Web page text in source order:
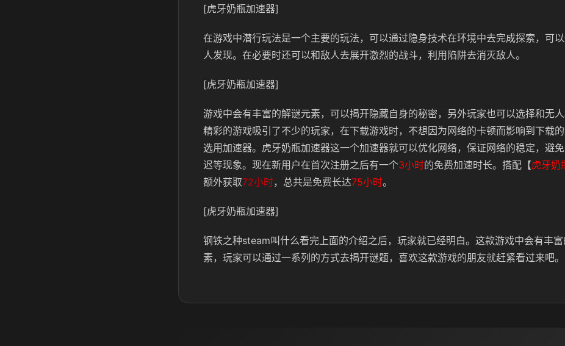
[虎牙奶瓶加速器]
在游戏中潜行玩法是一个主要的玩法，可以通过隐身技术在环境中去完成探索，可
人发现。在必要时还可以和敌人去展开激烈的战斗，利用陷阱去消灭敌人。
[虎牙奶瓶加速器]
游戏中会有丰富的解谜元素，可以揭开隐藏自身的秘密，另外玩家也可以选择和无人
精彩的游戏吸引了不少的玩家，在下载游戏时，不想因为网络的卡顿而影响到下载
选用加速器。虎牙奶瓶加速器这一个加速器就可以优化网络，保证网络的稳定，避
迟等现象。现在新用户在首次注册之后有一个3小时的免费加速时长。搭配【虎牙奶
额外获取72小时，总共是免费长达75小时。
[虎牙奶瓶加速器]
钢铁之种steam叫什么看完上面的介绍之后，玩家就已经明白。这款游戏中会有丰
素，玩家可以通过一系列的方式去揭开谜题，喜欢这款游戏的朋友就赶紧看过来吧。